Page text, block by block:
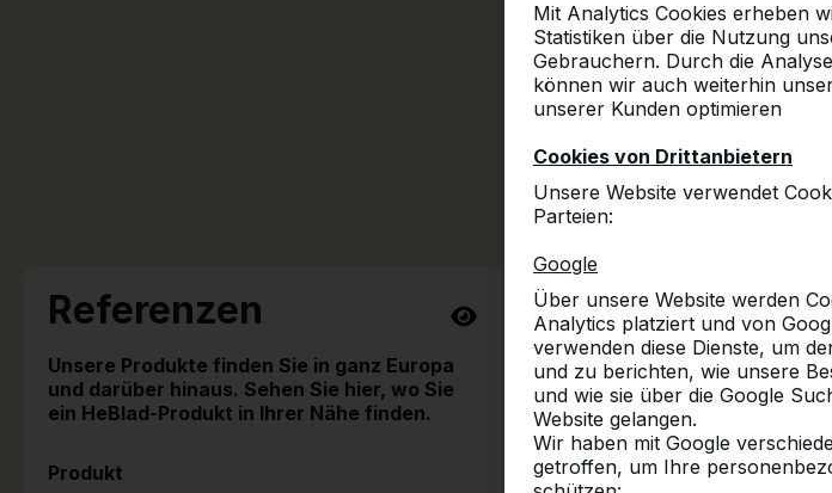
Mit Analytics Cookies erheben
Statistiken über die Nutzung
Gebrauchern. Durch die
können wir auch weiterhin
unserer Kunden optimieren
Cookies von Drittanbietern
Unsere Website verwendet
Parteien:
Google
Über unsere Website werden
Analytics platziert und von
verwenden diese Dienste, um
und zu berichten, wie unsere
und wie sie über die Google
Website gelangen.
Wir haben mit Google
getroffen, um Ihre
Referenzen
Unsere Produkte finden Sie in ganz Europa
und darüber hinaus. Sehen Sie hier, wo Sie
ein HeBlad-Produkt in Ihrer Nähe finden.
Produkt